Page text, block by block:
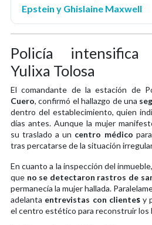
Epstein y Ghislaine Maxwell
Policía intensifica
Yulixa Tolosa
El comandante de la estación de
Cuero, confirmó el hallazgo de una
dentro del establecimiento, quien
días antes. Aunque la mujer
su traslado a un centro médico
tras percatarse de la situación
En cuanto a la inspección del
que no se detectaron rastros de
permanecía la mujer hallada.
adelanta entrevistas con clientesy
el centro estético para reconstruir los